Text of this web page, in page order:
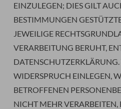
EINZULEGEN; DIES GILT
BESTIMMUNGEN
JEWEILIGE
VERARBEITUNG BERUHT,
WIDERSPRUCH EINLEGEN,
BETROFFENEN
NICHT MEHR VERARBEITEN,